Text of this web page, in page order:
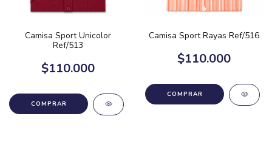
Camisa Sport Unicolor
Ref/513
$110.000
COMPRAR
Camisa Sport Rayas Ref/516
$110.000
COMPRAR